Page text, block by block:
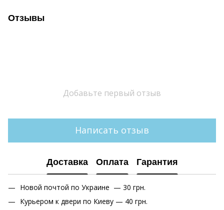
Отзывы
Добавьте первый отзыв
Написать отзыв
Доставка Оплата Гарантия
Новой почтой по Украине — 30 грн.
Курьером к двери по Киеву — 40 грн.